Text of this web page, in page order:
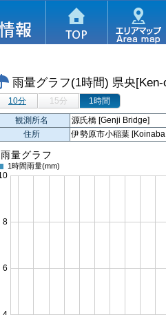
雨量グラフ(1時間) 県央[Ken-
10分 15分
1時間
観測所名
源氏橋 [Genji Bridge]
住所
伊勢原市小稲葉
雨量グラフ
1時間雨量(mm)